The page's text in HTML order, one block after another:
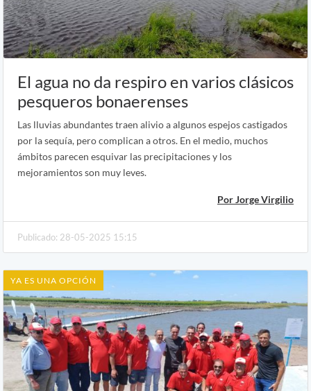
El agua no da respiro en varios clásicos
pesqueros bonaerenses
Las lluvias abundantes traen alivio a algunos espejos castigados
por la sequía, pero complican a otros. En el medio, muchos
ámbitos parecen esquivar las precipitaciones y los
mejoramientos son muy leves.
Por Jorge Virgilio
Publicado: 28-05-2025 15:15
YA ES UNA OPCIÓN